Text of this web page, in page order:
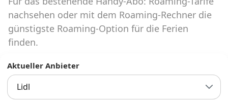
Abos für Tablets, Hotspots und Smart
Watches
nachsehen oder mit dem Roaming-Rechner die
günstigste Roaming-Option für die Ferien
finden.
Aktueller Anbieter
Lidl